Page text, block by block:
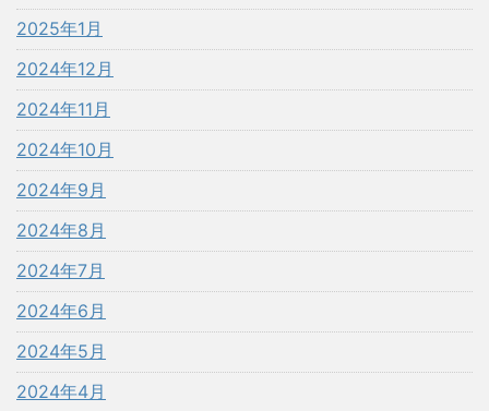
2025年1月
2024年12月
2024年11月
2024年10月
2024年9月
2024年8月
2024年7月
2024年6月
2024年5月
2024年4月